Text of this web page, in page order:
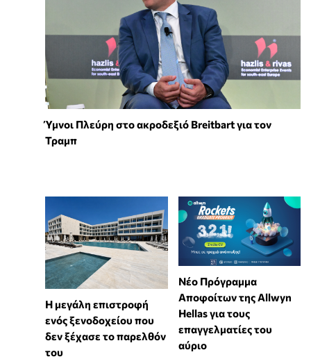
Ύμνοι Πλεύρη στο ακροδεξιό Breitbart για τον
Τραμπ
Η μεγάλη επιστροφή
ενός ξενοδοχείου που
δεν ξέχασε το παρελθόν
του
Νέο Πρόγραμμα
Αποφοίτων της Allwyn
Hellas για τους
επαγγελματίες του
αύριο